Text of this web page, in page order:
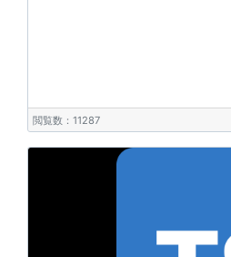
閲覧数：11287